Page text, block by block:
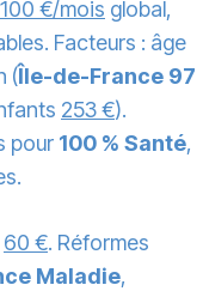
€/mois global,
Facteurs : âge
(Île-de-France 97
253 €).
pour 100 % Santé,
60 €. Réformes
Maladie,